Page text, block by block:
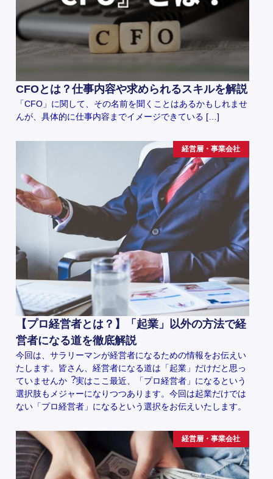
CFOとは？仕事内容や求められるスキルを解説
「CFO」に関して、その名前を聞くことはあるかもしれませ
んが、具体的に仕事内容までイメージできている […]
経営層・事業会社
【プロ経営者とは？】「起業」以外の方法で経
営者になる道を徹底解説
今回は、サラリーマンが経営者になるための情報をお伝えい
たします。皆さん、経営者になる道は「起業」だけだと思っ
ていませんか︖実はここ最近、「プロ経営者」になるという
選択肢もメジャーになりつつあります。今回は起業だけでは
ない「プロ経営者」になるという選択をお伝えいたします。
経営層・事業会社